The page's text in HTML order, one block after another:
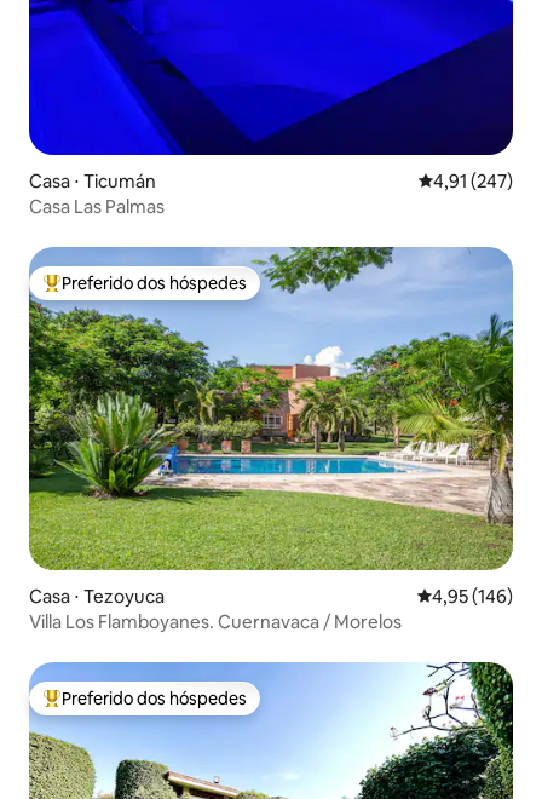
Casa ⋅ Ticumán 4,91 de uma
4,91 (247)
Casa Las Palmas
Entre os melhores preferidos dos hóspedes
Preferido dos hóspedes
Casa ⋅ Tezoyuca 4,95 de uma
4,95 (146)
Villa Los Flamboyanes. Cuernavaca / Morelos
Entre os melhores preferidos dos hóspedes
Preferido dos hóspedes